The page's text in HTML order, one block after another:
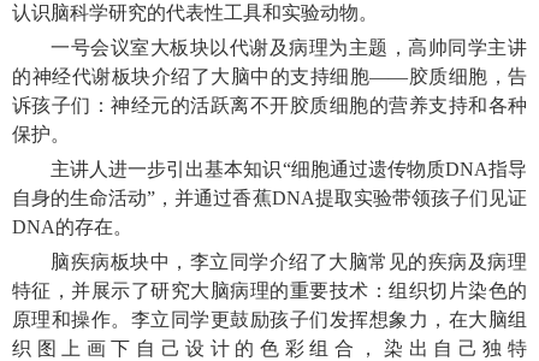
认识脑科学研究的代表性工具和实验动物。
一号会议室大板块以代谢及病理为主题，高帅同学主讲
的神经代谢板块介绍了大脑中的支持细胞——胶质细胞，告
诉孩子们：神经元的活跃离不开胶质细胞的营养支持和各种
保护。
主讲人进一步引出基本知识“细胞通过遗传物质DNA指导
自身的生命活动”，并通过香蕉DNA提取实验带领孩子们见证
DNA的存在。
脑疾病板块中，李立同学介绍了大脑常见的疾病及病理
特征，并展示了研究大脑病理的重要技术：组织切片染色的
原理和操作。李立同学更鼓励孩子们发挥想象力，在大脑组
织图上画下自己设计的色彩组合，染出自己独特